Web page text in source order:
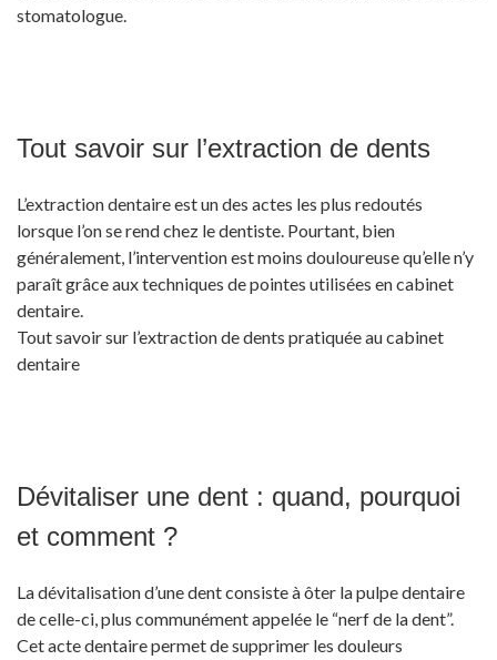
stomatologue.
Tout savoir sur l’extraction de dents
L’extraction dentaire est un des actes les plus redoutés
lorsque l’on se rend chez le dentiste. Pourtant, bien
généralement, l’intervention est moins douloureuse qu’elle n’y
paraît grâce aux techniques de pointes utilisées en cabinet
dentaire.
Tout savoir sur l’extraction de dents pratiquée au cabinet
dentaire
Dévitaliser une dent : quand, pourquoi
et comment ?
La dévitalisation d’une dent consiste à ôter la pulpe dentaire
de celle-ci, plus communément appelée le “nerf de la dent”.
Cet acte dentaire permet de supprimer les douleurs